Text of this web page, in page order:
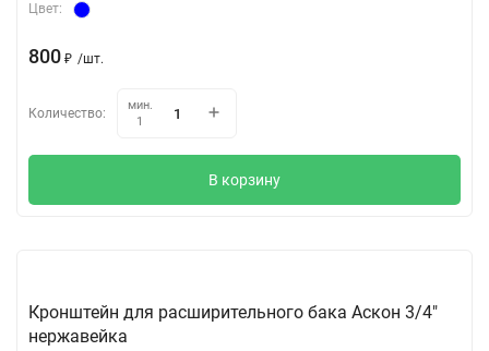
Цвет:
800 ₽ /шт.
Количество:
мин.
1
В корзину
Кронштейн для расширительного бака Аскон 3/4"
нержавейка